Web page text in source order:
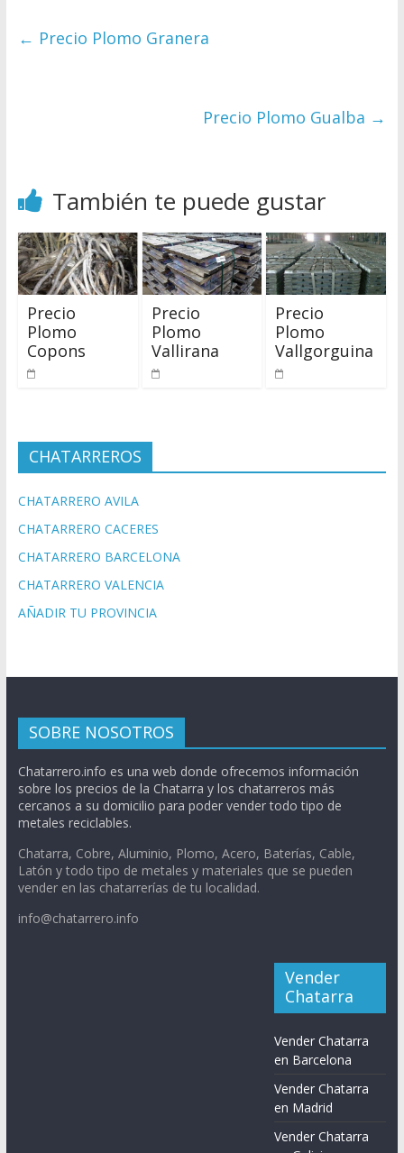
← Precio Plomo Granera
Precio Plomo Gualba →
También te puede gustar
Precio
Plomo
Copons
Precio
Plomo
Vallirana
Precio
Plomo
Vallgorguina
CHATARREROS
CHATARRERO AVILA
CHATARRERO CACERES
CHATARRERO BARCELONA
CHATARRERO VALENCIA
AÑADIR TU PROVINCIA
SOBRE NOSOTROS
Chatarrero.info es una web donde ofrecemos información
sobre los precios de la Chatarra y los chatarreros más
cercanos a su domicilio para poder vender todo tipo de
metales reciclables.
Chatarra, Cobre, Aluminio, Plomo, Acero, Baterías, Cable,
Latón y todo tipo de metales y materiales que se pueden
vender en las chatarrerías de tu localidad.
info@chatarrero.info
Vender
Chatarra
Vender Chatarra
en Barcelona
Vender Chatarra
en Madrid
Vender Chatarra